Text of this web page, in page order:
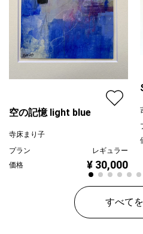
空の記憶 light blue
寺床まり子
プラン
レギュラー
価格
¥ 30,000
すべて